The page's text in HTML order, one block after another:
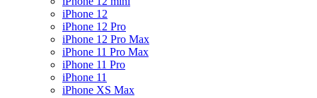
iPhone 12
iPhone 12 Pro
iPhone 12 Pro Max
iPhone 11 Pro Max
iPhone 11 Pro
iPhone 11
iPhone XS Max